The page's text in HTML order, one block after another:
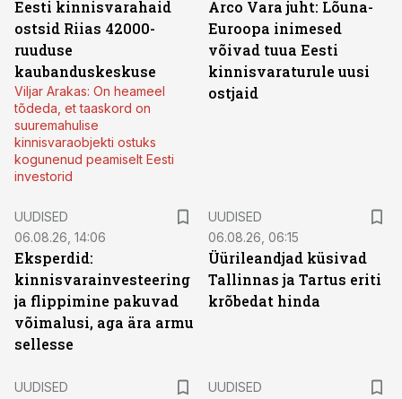
Eesti kinnisvarahaid
ostsid Riias 42000-
ruuduse
kaubanduskeskuse
Viljar Arakas: On heameel
tõdeda, et taaskord on
suuremahulise
kinnisvaraobjekti ostuks
kogunenud peamiselt Eesti
investorid
Arco Vara juht: Lõuna-
Euroopa inimesed
võivad tuua Eesti
kinnisvaraturule uusi
ostjaid
UUDISED
06.08.26, 14:06
Eksperdid:
kinnisvarainvesteering
ja flippimine pakuvad
võimalusi, aga ära armu
sellesse
UUDISED
06.08.26, 06:15
Üürileandjad küsivad
Tallinnas ja Tartus eriti
krõbedat hinda
UUDISED
UUDISED